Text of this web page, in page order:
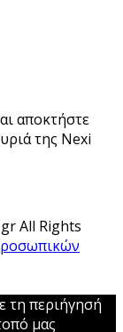
αποκτήστε
της Nexi
All Rights
τη περιήγησή
μας